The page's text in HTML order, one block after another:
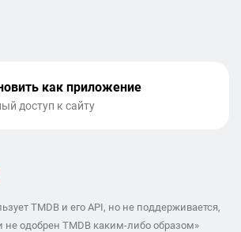
как приложение
доступ к сайту
TMDB и его API, но не поддерживается,
не одобрен TMDB каким-либо образом»